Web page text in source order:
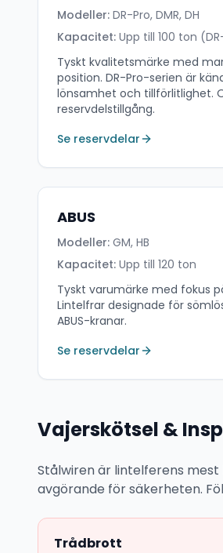
Modeller: DR-Pro, DMR, DH
Kapacitet: Upp till 100 ton
Tyskt kvalitetsmärke med
position. DR-Pro-serien är
lönsamhet och tillförlitlighet.
reservdelstillgång.
Se reservdelar
ABUS
Modeller: GM, HB
Kapacitet: Upp till 120 ton
Tyskt varumärke med fokus
Lintelfrar designade för
ABUS-kranar.
Se reservdelar
Vajerskötsel &
Stålwiren är lintelferens
avgörande för säkerheten.
Trådbrott